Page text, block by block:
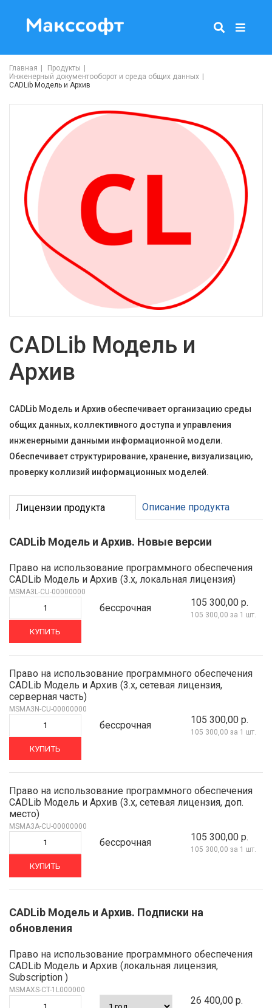
Главная
Продукты
Инженерный документооборот и среда общих данных
CADLib Модель и Архив
CADLib Модель и
Архив
CADLib Модель и Архив обеспечивает организацию среды
общих данных, коллективного доступа и управления
инженерными данными информационной модели.
Обеспечивает структурирование, хранение, визуализацию,
проверку коллизий информационных моделей.
Лицензии продукта Описание продукта
CADLib Модель и Архив. Новые версии
Право на использование программного обеспечения
CADLib Модель и Архив (3.x, локальная лицензия)
MSMA3L-CU-00000000
бессрочная 105 300,00 р.
105 300,00 за 1 шт.
КУПИТЬ
Право на использование программного обеспечения
CADLib Модель и Архив (3.x, сетевая лицензия,
серверная часть)
MSMA3N-CU-00000000
бессрочная 105 300,00 р.
105 300,00 за 1 шт.
КУПИТЬ
Право на использование программного обеспечения
CADLib Модель и Архив (3.x, сетевая лицензия, доп.
место)
MSMA3A-CU-00000000
бессрочная 105 300,00 р.
105 300,00 за 1 шт.
КУПИТЬ
CADLib Модель и Архив. Подписки на
обновления
Право на использование программного обеспечения
CADLib Модель и Архив (локальная лицензия,
Subscription )
MSMAXS-CT-1L000000
26 400,00 р.